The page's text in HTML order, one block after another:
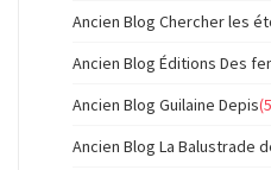
Ancien Blog Chercher les
Ancien Blog Éditions Des
Ancien Blog Guilaine Depis
Ancien Blog La Balustrade